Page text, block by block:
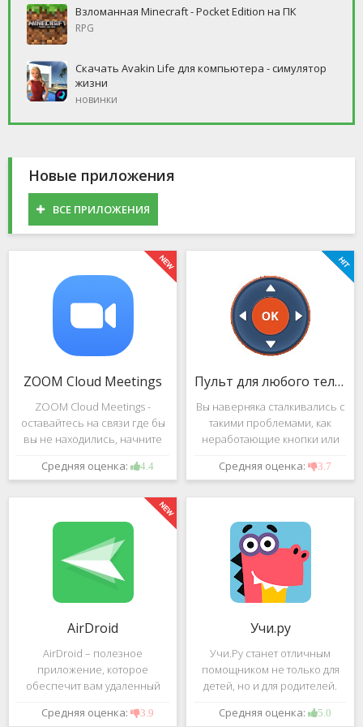
Взломанная Minecraft - Pocket Edition на ПК
RPG
Скачать Avakin Life для компьютера - симулятор
жизни
новинки
Новые приложения
ВСЕ ПРИЛОЖЕНИЯ
ZOOM Cloud Meetings
ZOOM Cloud Meetings -
оставайтесь на связи где бы
вы не находились, начните
свою или присоединитесь к
видеоконференции с
высококачественным
изображением. Столь
Средняя оценка: 4.4
Пульт для любого телевизора
Вы наверняка сталкивались с
такими проблемами, как
неработающие кнопки или
разряженные батарейки на
вашем пульте от
с помощью приложения
"Пульт для
Средняя оценка: 3.7
AirDroid
AirDroid – полезное
приложение, которое
обеспечит вам удаленный
доступ к вашему смартфону
или планшету при помощи
Средняя оценка: 3.9
Учи.ру
Учи.Ру станет отличным
помощником не только для
детей, но и для родителей.
Это приложение заточено
под изучение различного
Средняя оценка: 5.0